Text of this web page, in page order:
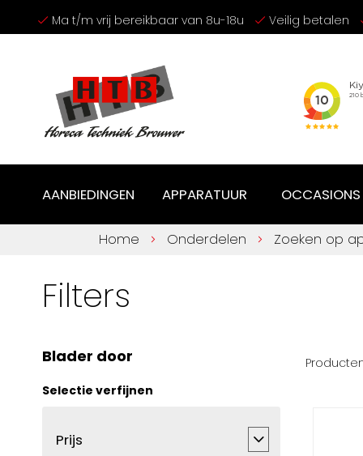
Ga
naar
Ma t/m vrij bereikbaar van 8u-18u Veilig betalen
AANBIEDINGEN APPARATUUR OCCASIONS
Home Onderdelen Zoeken op
Filters
Blader door
Selectie verfijnen
Prijs